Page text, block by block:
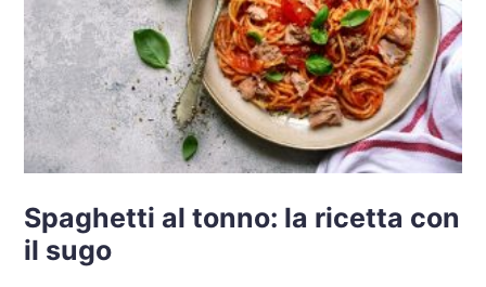
Spaghetti al tonno: la ricetta con
il sugo